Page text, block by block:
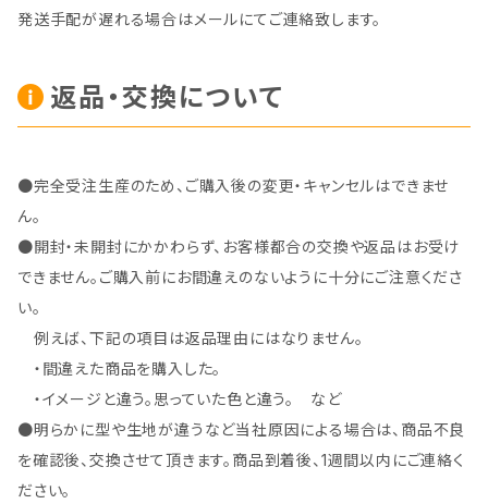
発送手配が遅れる場合はメールにてご連絡致します。
返品・交換について
●完全受注生産のため、ご購入後の変更・キャンセルはできませ
ん。
●開封・未開封にかかわらず、お客様都合の交換や返品はお受け
できません。ご購入前にお間違えのないように十分にご注意くださ
い。
例えば、下記の項目は返品理由にはなりません。
・間違えた商品を購入した。
・イメージと違う。思っていた色と違う。 など
●明らかに型や生地が違うなど当社原因による場合は、商品不良
を確認後、交換させて頂きます。商品到着後、1週間以内にご連絡く
ださい。